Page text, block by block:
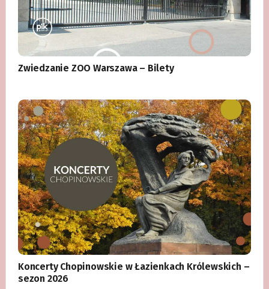
Zwiedzanie ZOO Warszawa – Bilety
Koncerty Chopinowskie w Łazienkach Królewskich –
sezon 2026